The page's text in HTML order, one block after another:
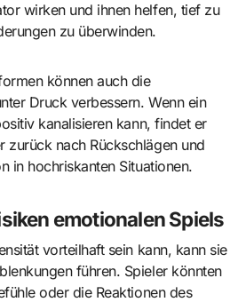
wirken und ihnen helfen, tief zu
zu überwinden.
können auch die
Druck verbessern. Wenn ein
kanalisieren kann, findet er
zurück nach Rückschlägen und
in hochriskanten Situationen.
emotionalen Spiels
vorteilhaft sein kann, kann sie
führen. Spieler könnten
oder die Reaktionen des